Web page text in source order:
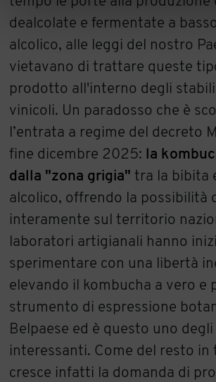
dealcolate e fermentate a
alcolico, alle leggi del nostro
vietavano di trattare queste
prodotto all'interno degli
vinicoli. Un paradosso che è
l’entrata a regime del decreto
fine dicembre 2025: la
dalla "zona grigia" tra la bibita
alcolico, offrendo la possibilità
interamente sul territorio
laboratori artigianali hanno
sperimentare con una libertà
elevando il kombucha a vero e
strumento di espressione
Belpaese ed è questo uno
interessanti. Come del resto in
cresce infatti la domanda di